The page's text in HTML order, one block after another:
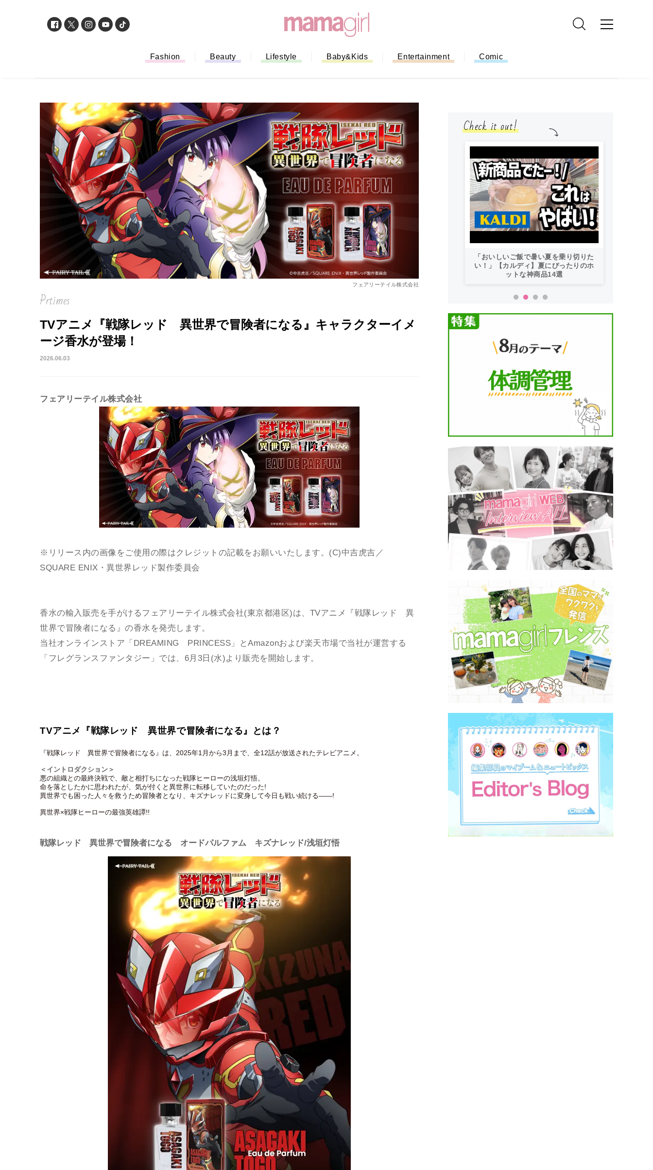
Fashion Beauty Lifestyle Baby&Kids Entertainment Comic
フェアリーテイル株式会社
Prtimes
TVアニメ『戦隊レッド 異世界で冒険者になる』キャラクターイメ
ージ香水が登場！
2026.06.03
フェアリーテイル株式会社
※リリース内の画像をご使用の際はクレジットの記載をお願いいたします。(C)中吉虎吉／
SQUARE ENIX・異世界レッド製作委員会
香水の輸入販売を手がけるフェアリーテイル株式会社(東京都港区)は、TVアニメ『戦隊レッド 異
世界で冒険者になる』の香水を発売します。
当社オンラインストア「DREAMING PRINCESS」とAmazonおよび楽天市場で当社が運営する
「フレグランスファンタジー」では、6月3日(水)より販売を開始します。
TVアニメ『戦隊レッド 異世界で冒険者になる』とは？
『戦隊レッド 異世界で冒険者になる』は、2025年1月から3月まで、全12話が放送されたテレビアニメ。
＜イントロダクション＞
悪の組織との最終決戦で、敵と相打ちになった戦隊ヒーローの浅垣灯悟。
命を落としたかに思われたが、気が付くと異世界に転移していたのだった!
異世界でも困った人々を救うため冒険者となり、キズナレッドに変身して今日も戦い続ける――!
異世界×戦隊ヒーローの最強英雄譚!!
戦隊レッド 異世界で冒険者になる オードパルファム キズナレッド/浅垣灯悟
Check it out!
「もう行列に並ばない！」ミスドのモ
バイルオーダー完全ガイド｜支払い方
法から受け取り方までネットオーダー
を徹底解説
今日の星占い
「おいしいご飯で暑い夏を乗り切りた
い！」【カルディ】夏にぴったりのホ
ットな神商品14選